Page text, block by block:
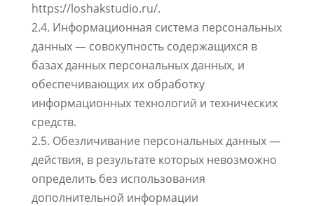
https://loshakstudio.ru/.
2.4. Информационная система персональных
данных — совокупность содержащихся в
базах данных персональных данных, и
обеспечивающих их обработку
информационных технологий и технических
средств.
2.5. Обезличивание персональных данных —
действия, в результате которых невозможно
определить без использования
дополнительной информации